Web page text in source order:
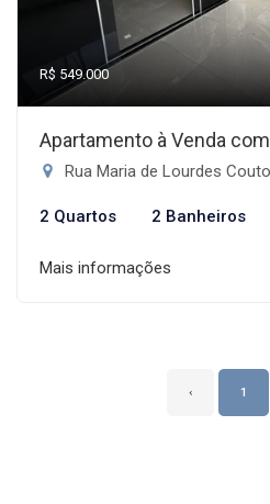
R$ 549.000
Apartamento à Venda
Rua Maria de Lourdes Couto
2 Quartos 2 Banheiros
Mais informações
‹ 1